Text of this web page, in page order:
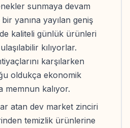
sunmaya devam
yanına yayılan geniş
kaliteli günlük ürünleri
kılıyorlar.
karşılarken
oldukça ekonomik
memnun kalıyor.
atan dev market zinciri
temizlik ürünlerine